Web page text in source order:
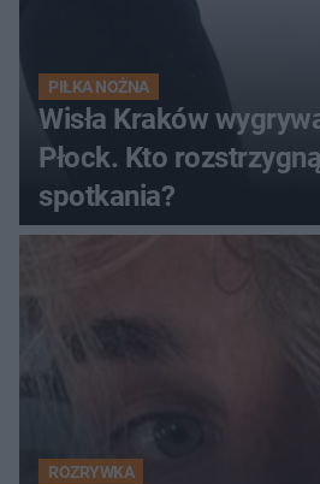
PIŁKA NOŻNA
Wisła Kraków
Płock. Kto
spotkania?
ROZRYWKA